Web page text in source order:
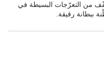
من التعرّجات البسيطة في
ببطانة رقيقة.